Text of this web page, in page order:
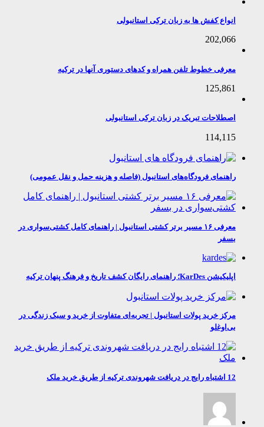
انواع کفش ها به زبان ترکی استانبولی
202,066
معرفی خطوط تلفن همراه و کدهای دستوری آنها در ترکیه
125,861
اصطلاحات تبریک در زبان ترکی استانبولی
114,115
راهنمای فرودگاه‌های استانبول (فاصله و هزینه حمل و نقل عمومی)
معرفی ۱۶ مسیر برتر کشتی استانبول | راهنمای کامل کشتی‌سواری در
اپلیکیشن KarDes؛ راهنمای رایگان کشف تاریخ و فرهنگ پنهان ترکیه
مرکز خرید پولات استانبول | تجربه‌ای متفاوت از خرید و سبک زندگی در
بی‌اوغلو